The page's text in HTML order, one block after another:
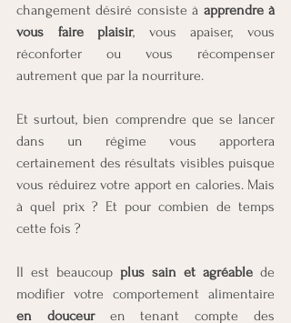
changement désiré consiste à apprendre à
vous faire plaisir, vous apaiser, vous
réconforter ou vous récompenser
autrement que par la nourriture.
Et surtout, bien comprendre que se lancer
dans un régime vous apportera
certainement des résultats visibles puisque
vous réduirez votre apport en calories. Mais
à quel prix ? Et pour combien de temps
cette fois ?
Il est beaucoup plus sain et agréable de
en douceur en tenant compte des